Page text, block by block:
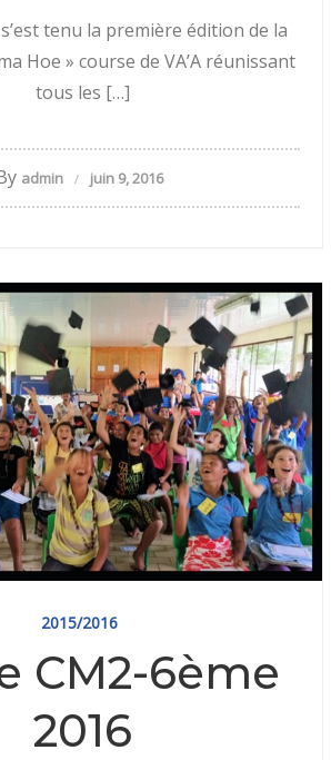
tenu la première édition de la
Hoe » course de VA’A réunissant
tous les […]
admin juin 9, 2016
2015/2016
CM2-6ème
2016